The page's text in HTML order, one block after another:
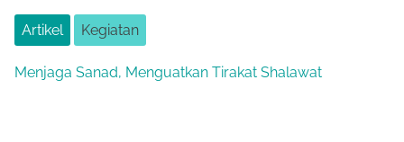
Artikel Kegiatan
Menjaga Sanad, Menguatkan Tirakat Shalawat